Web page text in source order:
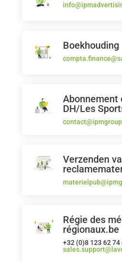
Boekhouding
Abonnement
DH/Les
Verzenden
Régie des
régionaux.be
+32 (0)8 123 62 74